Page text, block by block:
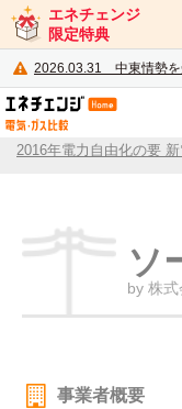
エネチェンジ
限定特典
2026.03.31
電力
2016年電力自由化の要
ソ
by 株
事業者概要